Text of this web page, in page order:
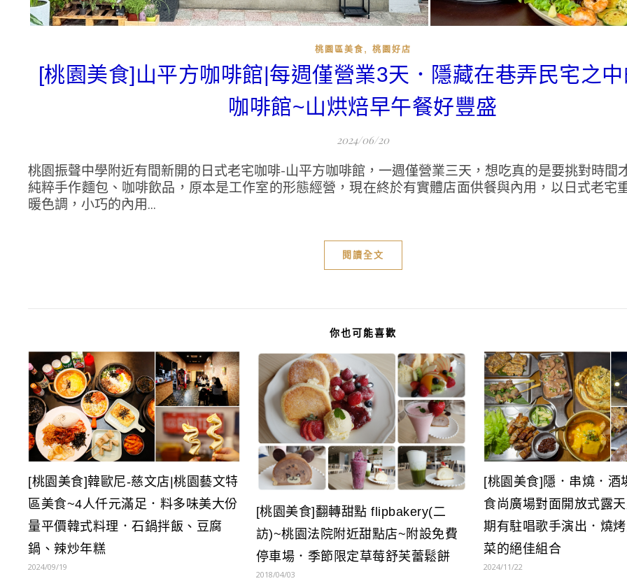
桃園區美食 , 桃園好店
[桃園美食]山平方咖啡館|每週僅營業3天．隱藏在巷弄民宅之
咖啡館~山烘焙早午餐好豐盛
2024/06/20
桃園振聲中學附近有間新開的日式老宅咖啡-山平方咖啡館，一週僅營業三天，想吃真的是要挑對時間
純粹手作麵包、咖啡飲品，原本是工作室的形態經營，現在終於有實體店面供餐與內用，以日式老宅
暖色調，小巧的內用...
閱讀全文
你也可能喜歡
[桃園美食]韓歐尼-慈文店|桃園藝文特
區美食~4人仟元滿足．料多味美大份
量平價韓式料理．石鍋拌飯、豆腐
鍋、辣炒年糕
2024/09/19
[桃園美食]翻轉甜點 flipbakery(二
訪)~桃園法院附近甜點店~附設免費
停車場．季節限定草莓舒芙蕾鬆餅
2018/04/03
[桃園美食]隱．串燒．酒
食尚廣場對面開放式露
期有駐唱歌手演出．燒
菜的絕佳組合
2024/11/22